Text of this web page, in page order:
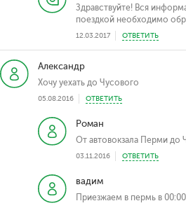
Здравствуйте! Вся
поездкой необходимо
12.03.2017 ОТВЕТИТЬ
Александр
Хочу уехать до Чусового
05.08.2016 ОТВЕТИТЬ
Роман
От автовокзала Перми до
03.11.2016 ОТВЕТИТЬ
вадим
Приезжаем в пермь в